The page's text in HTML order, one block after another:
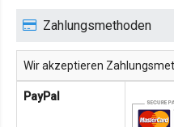
Zahlungsmethoden
Wir akzeptieren
PayPal